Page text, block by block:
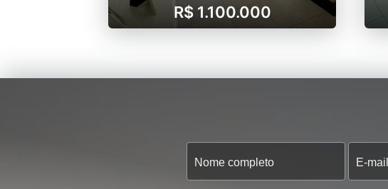
R$ 1.100.000